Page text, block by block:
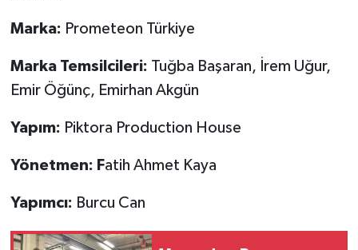
Marka: Prometeon Türkiye
Marka Temsilcileri: Tuğba Başaran, İrem Uğur,
Emir Öğünç, Emirhan Akgün
Yapım: Piktora Production House
Yönetmen: Fatih Ahmet Kaya
Yapımcı: Burcu Can